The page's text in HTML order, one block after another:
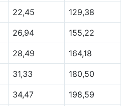
22,45 129,38
26,94 155,22
28,49 164,18
31,33 180,50
34,47 198,59